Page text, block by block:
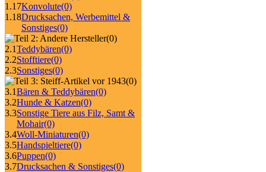
1.17Konvolute(0)
1.18Drucksachen, Werbemittel &
Sonstiges(0)
(0)
2.1Teddybären(0)
2.2Stofftiere(0)
2.3Sonstiges(0)
(0)
3.1Bären & Teddybären(0)
3.2Hunde & Katzen(0)
3.3Sonstige Tiere aus Filz, Samt &
Mohair(0)
3.4Woll-Miniaturen(0)
3.5Handspieltiere(0)
3.6Puppen(0)
3.7Drucksachen & Sonstiges(0)